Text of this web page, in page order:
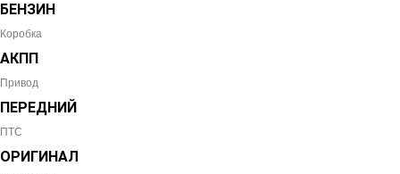
БЕНЗИН
Коробка
АКПП
Привод
ПЕРЕДНИЙ
ПТС
ОРИГИНАЛ